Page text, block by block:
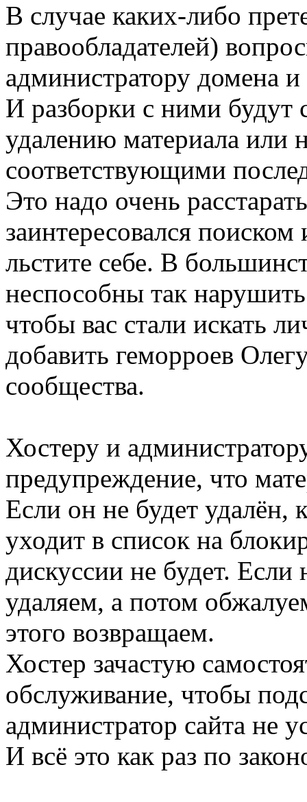
В случае каких-либо
правообладателей)
администратору домена и
И разборки с ними будут
удалению материала или
соответствующими
Это надо очень
заинтересовался
льстите себе. В
неспособны так
чтобы вас стали искать
добавить геморроев
сообщества.
Хостеру и
предупреждение, что
Если он не будет удалён,
уходит в список на
дискуссии не будет. Если
удаляем, а потом
этого возвращаем.
Хостер зачастую
обслуживание, чтобы
администратор сайта не
И всё это как раз по